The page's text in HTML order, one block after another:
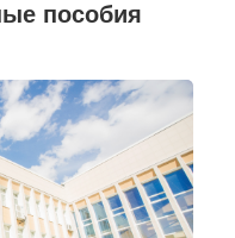
пособия